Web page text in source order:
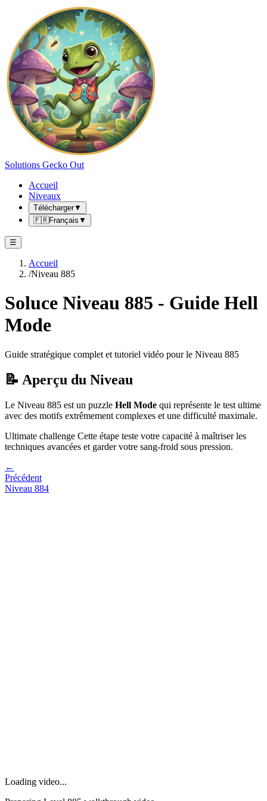
Solutions Gecko Out
Accueil
Niveaux
Télécharger▼
🇫🇷Français ▼
☰
Accueil
/Niveau 885
Soluce Niveau 885 - Guide Hell
Mode
Guide stratégique complet et tutoriel vidéo pour le Niveau 885
📝 Aperçu du Niveau
Le Niveau 885 est un puzzle Hell Mode qui représente le test ultime
avec des motifs extrêmement complexes et une difficulté maximale.
Ultimate challenge Cette étape teste votre capacité à maîtriser les
techniques avancées et garder votre sang-froid sous pression.
←
Précédent
Niveau 884
Loading video...